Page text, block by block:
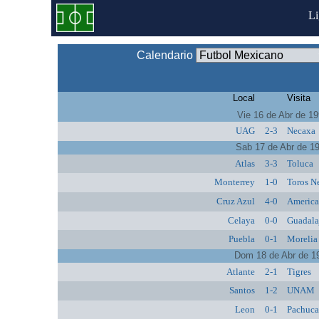
Calendario
Local Visita
Vie 16 de Abr de
UAG
2-3 Necaxa
Sab 17 de Abr de
Atlas
3-3 Toluca
Monterrey
1-0 Toros
Cruz Azul
4-0 America
Celaya
0-0
Puebla
0-1 Morelia
Dom 18 de Abr de
Atlante
2-1 Tigres
Santos
1-2 UNAM
Leon
0-1 Pachuca